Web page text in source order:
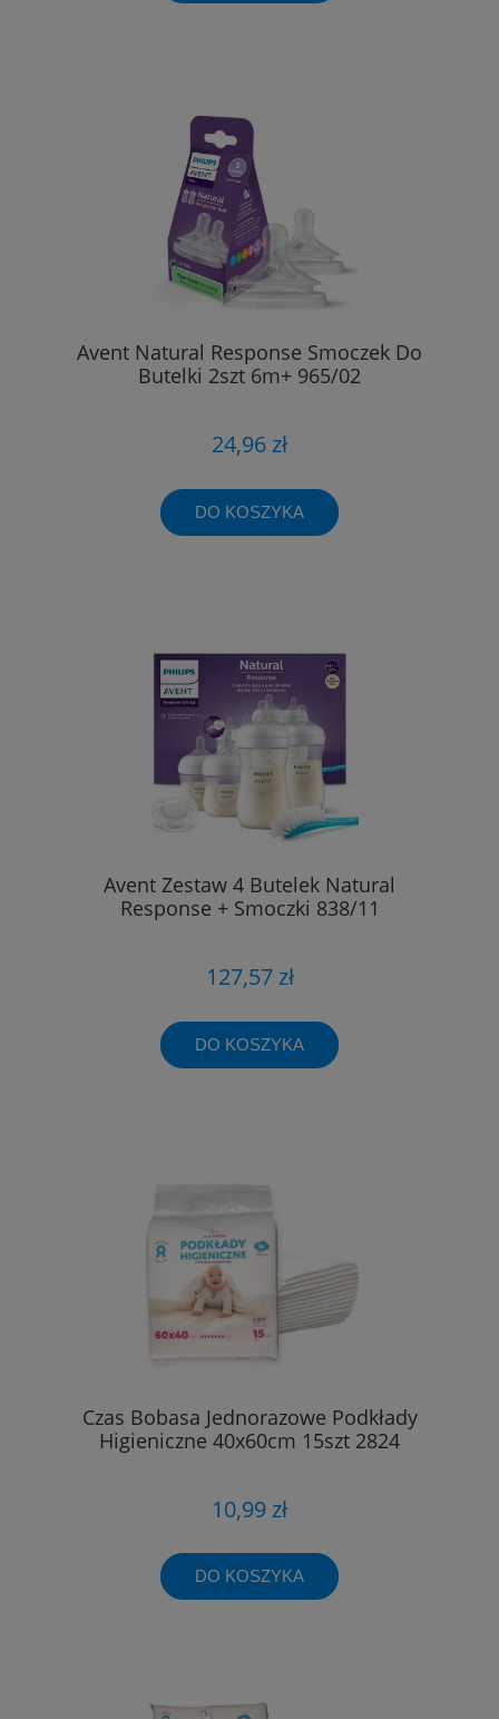
Avent Natural Response Smoczek Do
Butelki 2szt 6m+ 965/02
24,96 zł
DO KOSZYKA
Avent Zestaw 4 Butelek Natural
Response + Smoczki 838/11
127,57 zł
DO KOSZYKA
Czas Bobasa Jednorazowe Podkłady
Higieniczne 40x60cm 15szt 2824
10,99 zł
DO KOSZYKA